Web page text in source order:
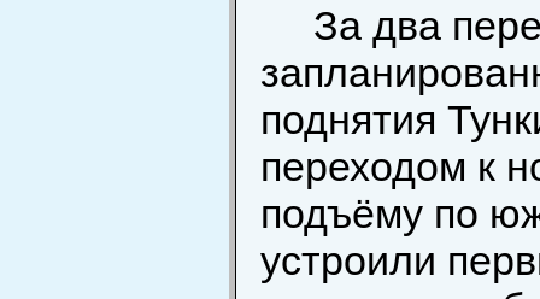
За два
поднятия
переходом к
подъёму по
устроили